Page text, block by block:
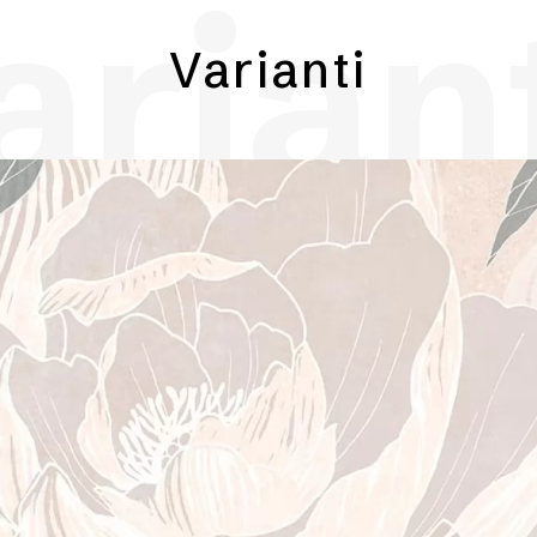
Varianti